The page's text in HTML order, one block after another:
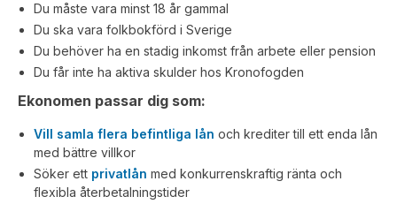
Du måste vara minst 18 år gammal
Du ska vara folkbokförd i Sverige
Du behöver ha en stadig inkomst från arbete eller pension
Du får inte ha aktiva skulder hos Kronofogden
Ekonomen passar dig som:
Vill samla flera befintliga lån och krediter till ett enda lån
med bättre villkor
Söker ett privatlån med konkurrenskraftig ränta och
flexibla återbetalningstider